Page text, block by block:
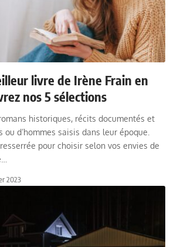
livre de Irène Frain en
nos 5 sélections
historiques, récits documentés et
d’hommes saisis dans leur époque.
pour choisir selon vos envies de
2023